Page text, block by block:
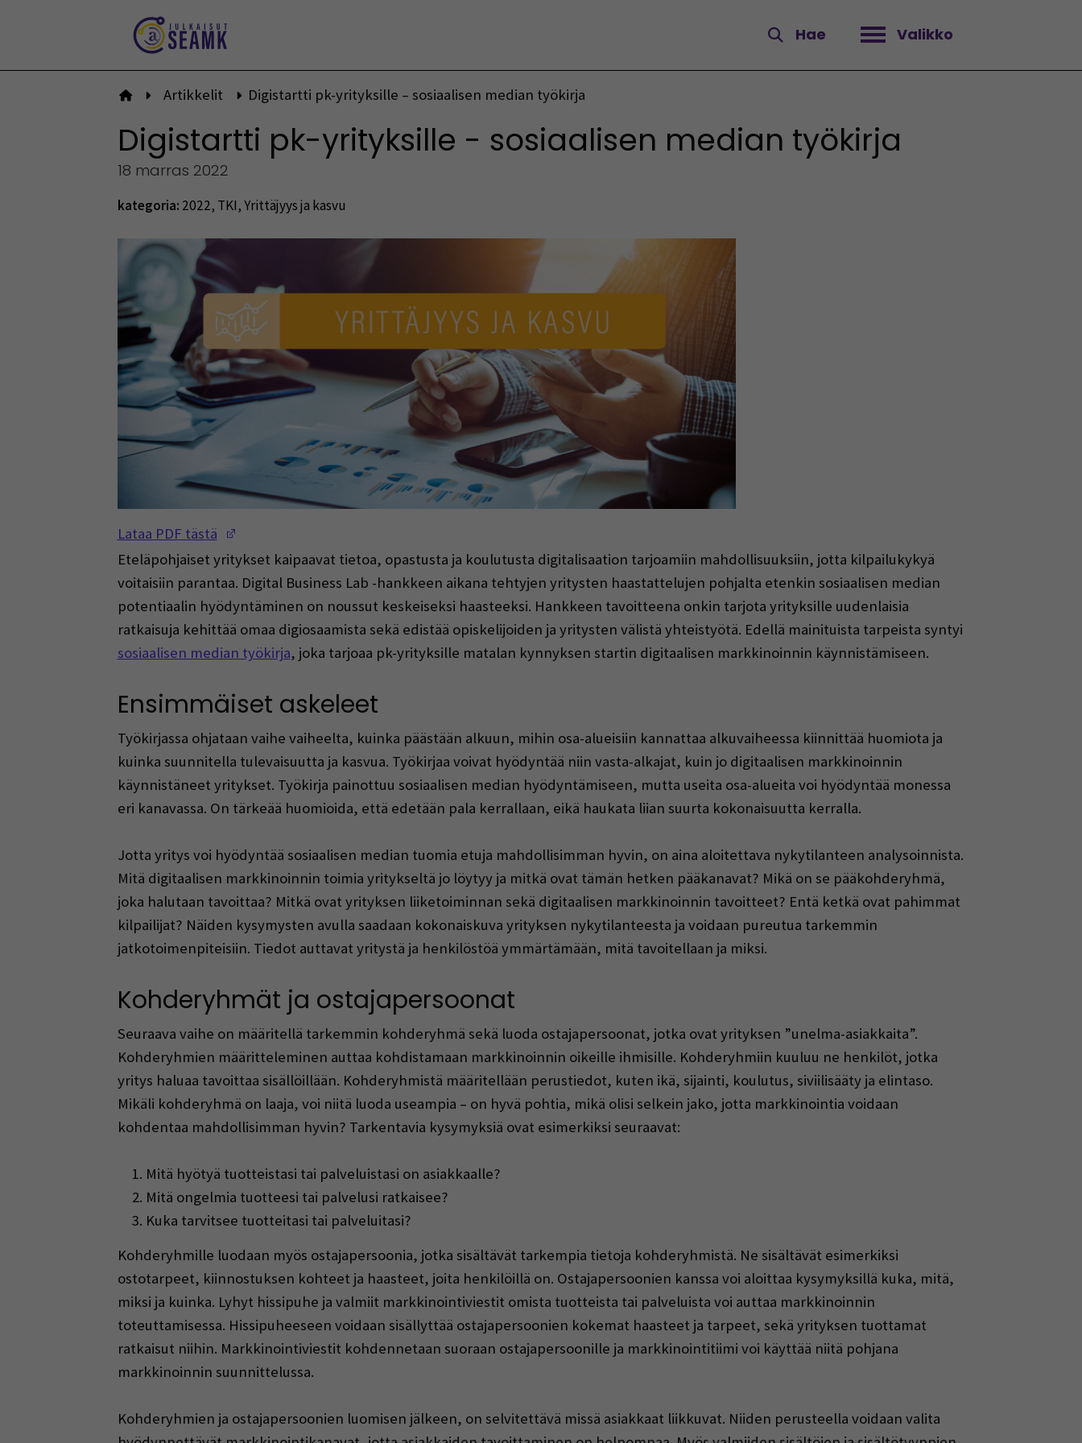
Hae Valikko
Avaa valikko
Etusivulle
Artikkelit Digistartti pk-yrityksille – sosiaalisen median työkirja
Digistartti pk-yrityksille - sosiaalisen median työkirja
18 marras 2022
kategoria: 2022, TKI,Yrittäjyys ja kasvu
Lataa PDF tästä
Eteläpohjaiset yritykset kaipaavat tietoa, opastusta ja koulutusta digitalisaation tarjoamiin mahdollisuuksiin, jotta kilpailukykyä
voitaisiin parantaa. Digital Business Lab -hankkeen aikana tehtyjen yritysten haastattelujen pohjalta etenkin sosiaalisen median
potentiaalin hyödyntäminen on noussut keskeiseksi haasteeksi. Hankkeen tavoitteena onkin tarjota yrityksille uudenlaisia
ratkaisuja kehittää omaa digiosaamista sekä edistää opiskelijoiden ja yritysten välistä yhteistyötä. Edellä mainituista tarpeista syntyi
sosiaalisen median työkirja, joka tarjoaa pk-yrityksille matalan kynnyksen startin digitaalisen markkinoinnin käynnistämiseen.
Ensimmäiset askeleet
Työkirjassa ohjataan vaihe vaiheelta, kuinka päästään alkuun, mihin osa-alueisiin kannattaa alkuvaiheessa kiinnittää huomiota ja
kuinka suunnitella tulevaisuutta ja kasvua. Työkirjaa voivat hyödyntää niin vasta-alkajat, kuin jo digitaalisen markkinoinnin
käynnistäneet yritykset. Työkirja painottuu sosiaalisen median hyödyntämiseen, mutta useita osa-alueita voi hyödyntää monessa
eri kanavassa. On tärkeää huomioida, että edetään pala kerrallaan, eikä haukata liian suurta kokonaisuutta kerralla.
Jotta yritys voi hyödyntää sosiaalisen median tuomia etuja mahdollisimman hyvin, on aina aloitettava nykytilanteen analysoinnista.
Mitä digitaalisen markkinoinnin toimia yritykseltä jo löytyy ja mitkä ovat tämän hetken pääkanavat? Mikä on se pääkohderyhmä,
joka halutaan tavoittaa? Mitkä ovat yrityksen liiketoiminnan sekä digitaalisen markkinoinnin tavoitteet? Entä ketkä ovat pahimmat
kilpailijat? Näiden kysymysten avulla saadaan kokonaiskuva yrityksen nykytilanteesta ja voidaan pureutua tarkemmin
jatkotoimenpiteisiin. Tiedot auttavat yritystä ja henkilöstöä ymmärtämään, mitä tavoitellaan ja miksi.
Kohderyhmät ja ostajapersoonat
Seuraava vaihe on määritellä tarkemmin kohderyhmä sekä luoda ostajapersoonat, jotka ovat yrityksen ”unelma-asiakkaita”.
Kohderyhmien määritteleminen auttaa kohdistamaan markkinoinnin oikeille ihmisille. Kohderyhmiin kuuluu ne henkilöt, jotka
yritys haluaa tavoittaa sisällöillään. Kohderyhmistä määritellään perustiedot, kuten ikä, sijainti, koulutus, siviilisääty ja elintaso.
Mikäli kohderyhmä on laaja, voi niitä luoda useampia – on hyvä pohtia, mikä olisi selkein jako, jotta markkinointia voidaan
kohdentaa mahdollisimman hyvin? Tarkentavia kysymyksiä ovat esimerkiksi seuraavat:
Mitä hyötyä tuotteistasi tai palveluistasi on asiakkaalle?
Mitä ongelmia tuotteesi tai palvelusi ratkaisee?
Kuka tarvitsee tuotteitasi tai palveluitasi?
Kohderyhmille luodaan myös ostajapersoonia, jotka sisältävät tarkempia tietoja kohderyhmistä. Ne sisältävät esimerkiksi
ostotarpeet, kiinnostuksen kohteet ja haasteet, joita henkilöillä on. Ostajapersoonien kanssa voi aloittaa kysymyksillä kuka, mitä,
miksi ja kuinka. Lyhyt hissipuhe ja valmiit markkinointiviestit omista tuotteista tai palveluista voi auttaa markkinoinnin
toteuttamisessa. Hissipuheeseen voidaan sisällyttää ostajapersoonien kokemat haasteet ja tarpeet, sekä yrityksen tuottamat
ratkaisut niihin. Markkinointiviestit kohdennetaan suoraan ostajapersoonille ja markkinointitiimi voi käyttää niitä pohjana
markkinoinnin suunnittelussa.
Kohderyhmien ja ostajapersoonien luomisen jälkeen, on selvitettävä missä asiakkaat liikkuvat. Niiden perusteella voidaan valita